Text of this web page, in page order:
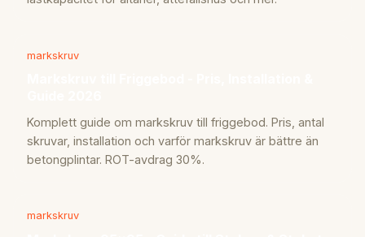
markskruv
Komplett guide om markskruv till friggebod. Pris, antal
skruvar, installation och varför markskruv är bättre än
betongplintar. ROT-avdrag 30%.
markskruv